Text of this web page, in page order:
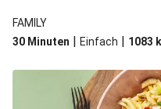
FAMILY
30 Minuten | Einfach | 1083